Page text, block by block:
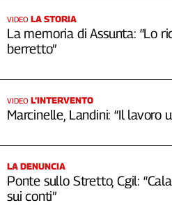
VIDEO LA STORIA
La memoria di Assunta: “Lo
berretto”
VIDEO L’INTERVENTO
Marcinelle, Landini: “Il lavoro
LA DENUNCIA
Ponte sullo Stretto, Cgil:
sui conti”